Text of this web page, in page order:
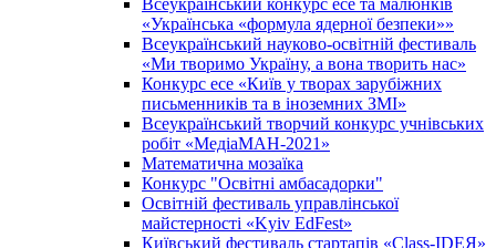
Всеукраїнський конкурс есе та малюнків
«Українська «формула ядерної безпеки»»
Всеукраїнський науково-освітній фестиваль
«Ми творимо Україну, а вона творить нас»
Конкурс есе «Київ у творах зарубіжних
письменників та в іноземних ЗМІ»
Всеукраїнський творчий конкурс учнівських
робіт «МедіаМАН-2021»
Математична мозаїка
Конкурс "Освітні амбасадорки"
Освітній фестиваль управлінської
майстерності «Kyiv EdFest»
Київський фестиваль стартапів «Class-IDEЯ»